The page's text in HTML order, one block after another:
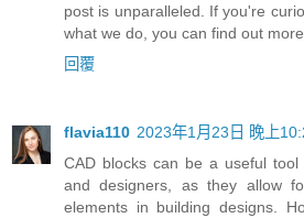
post is unparalleled. If you're
what we do, you can find out
回覆
flavia110 2023年1月23日 晚上
CAD blocks can be a useful tool
and designers, as they allow
elements in building designs.